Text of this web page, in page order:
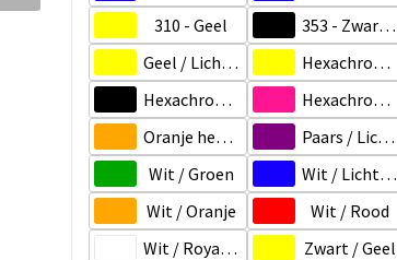
310 - Geel
353 - Zwart / Licht blauw
Geel / Licht blauw
Hexachrome geel / Royal blauw
Hexachrome groen / Zwart
Hexachrome roze / Royal blauw
Oranje hexachrome / Royal blauw
Paars / Licht blauw
Wit / Groen
Wit / Licht blauw
Wit / Oranje
Wit / Rood
Wit / Royaalblauw
Zwart / Geel